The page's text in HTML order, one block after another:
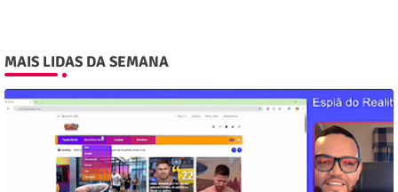
MAIS LIDAS DA SEMANA